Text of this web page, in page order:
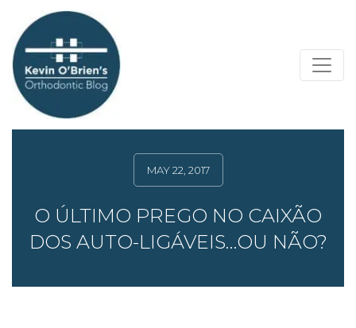
MAY 22, 2017
O ÚLTIMO PREGO NO CAIXÃO
DOS AUTO-LIGÁVEIS…OU NÃO?